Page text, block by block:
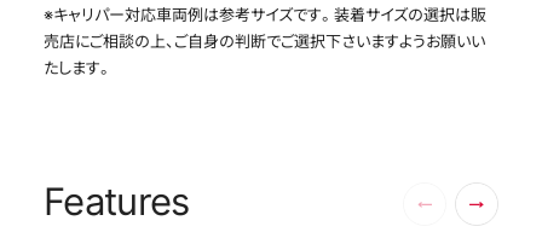
※キャリパー対応車両例は参考サイズです。装着サイズの選択は販
売店にご相談の上、ご自身の判断でご選択下さいますようお願いい
たします。
Features